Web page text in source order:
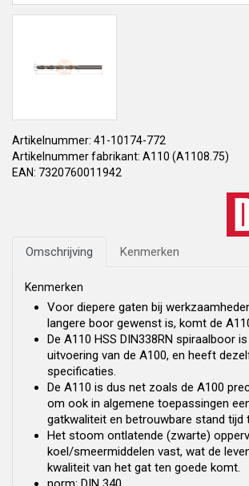
Artikelnummer: 41-10174-772
Artikelnummer fabrikant: A110 (A1108.75)
EAN: 7320760011942
Omschrijving Kenmerken
Kenmerken
Voor diepere gaten bij
langere boor gewenst is, komt de
De A110 HSS DIN338RN spiraalboor
uitvoering van de A100, en heeft
specificaties.
De A110 is dus net zoals de A100
om ook in algemene toepassingen
gatkwaliteit en betrouwbare stand tijd
Het stoom ontlatende (zwarte)
koel/smeermiddelen vast, wat de
kwaliteit van het gat ten goede komt.